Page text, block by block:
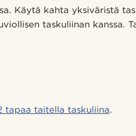
Käytä kahta yksiväristä
taskuliinan kanssa.
tapaa taitella taskuliina.